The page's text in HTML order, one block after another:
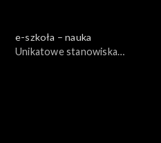
e-szkoła – nauka
Unikatowe stanowiska